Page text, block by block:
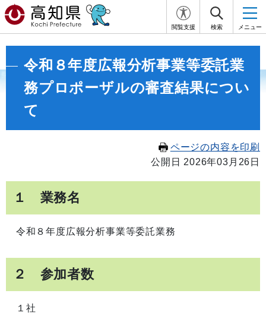
閲覧支援 検索 メニュー
令和８年度広報分析事業等委託業
務プロポーザルの審査結果につい
て
ページの内容を印刷
公開日 2026年03月26日
１ 業務名
令和８年度広報分析事業等委託業務
２ 参加者数
１社